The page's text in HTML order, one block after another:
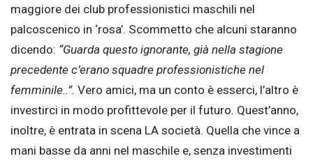
maggiore dei club professionistici maschili nel
palcoscenico in ‘rosa’. Scommetto che alcuni staranno
dicendo: “Guarda questo ignorante, già nella stagione
precedente c’erano squadre professionistiche nel
femminile..”. Vero amici, ma un conto è esserci, l’altro è
investirci in modo profittevole per il futuro. Quest’anno,
inoltre, è entrata in scena LA società. Quella che vince a
mani basse da anni nel maschile e, senza investimenti